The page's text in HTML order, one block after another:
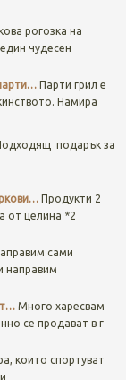
рогозка на
чудесен
Парти грил е
Намира
подарък за
Продукти 2
от целина *2
сами
направим
Много харесвам
се продават в г
които спортуват